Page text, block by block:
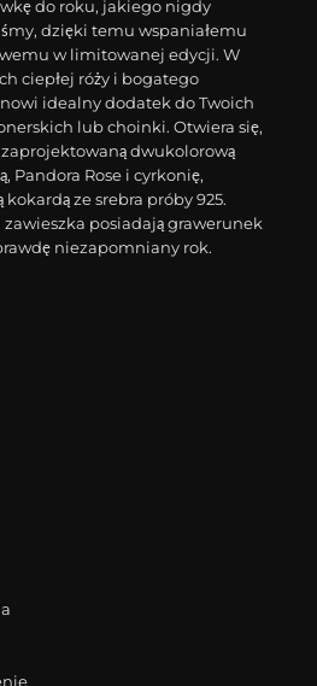
do roku, jakiego nigdy
dzięki temu wspaniałemu
w limitowanej edycji. W
ciepłej róży i bogatego
idealny dodatek do Twoich
lub choinki. Otwiera się,
dwukolorową
Pandora Rose i cyrkonię,
ze srebra próby 925.
posiadają grawerunek
niezapomniany rok.